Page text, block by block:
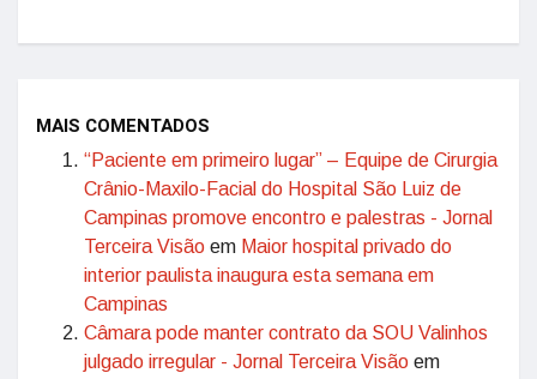
MAIS COMENTADOS
“Paciente em primeiro lugar” – Equipe de Cirurgia
Crânio-Maxilo-Facial do Hospital São Luiz de
Campinas promove encontro e palestras - Jornal
Terceira Visão em Maior hospital privado do
interior paulista inaugura esta semana em
Campinas
Câmara pode manter contrato da SOU Valinhos
julgado irregular - Jornal Terceira Visão em